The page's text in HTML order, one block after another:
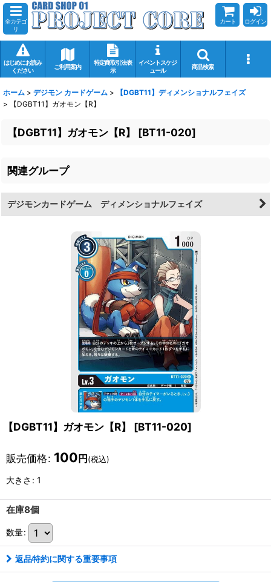
全カテゴ
リ
カート ログイン
はじめにお読み
ください
ご利用案内
特定商取引法表
示
イベントスケジ
ュール
商品検索
ホーム > デジモン カードゲーム >
【DGBT11】ディメンショナルフェイズ
>
【DGBT11】ガオモン【R】
【DGBT11】ガオモン【R】 [BT11-020]
関連グループ
デジモンカードゲーム ディメンショナルフェイズ
【DGBT11】ガオモン【R】 [BT11-020]
販売価格: 100 円 (税込)
大きさ : 1
在庫8個
数量:
返品特約に関する重要事項